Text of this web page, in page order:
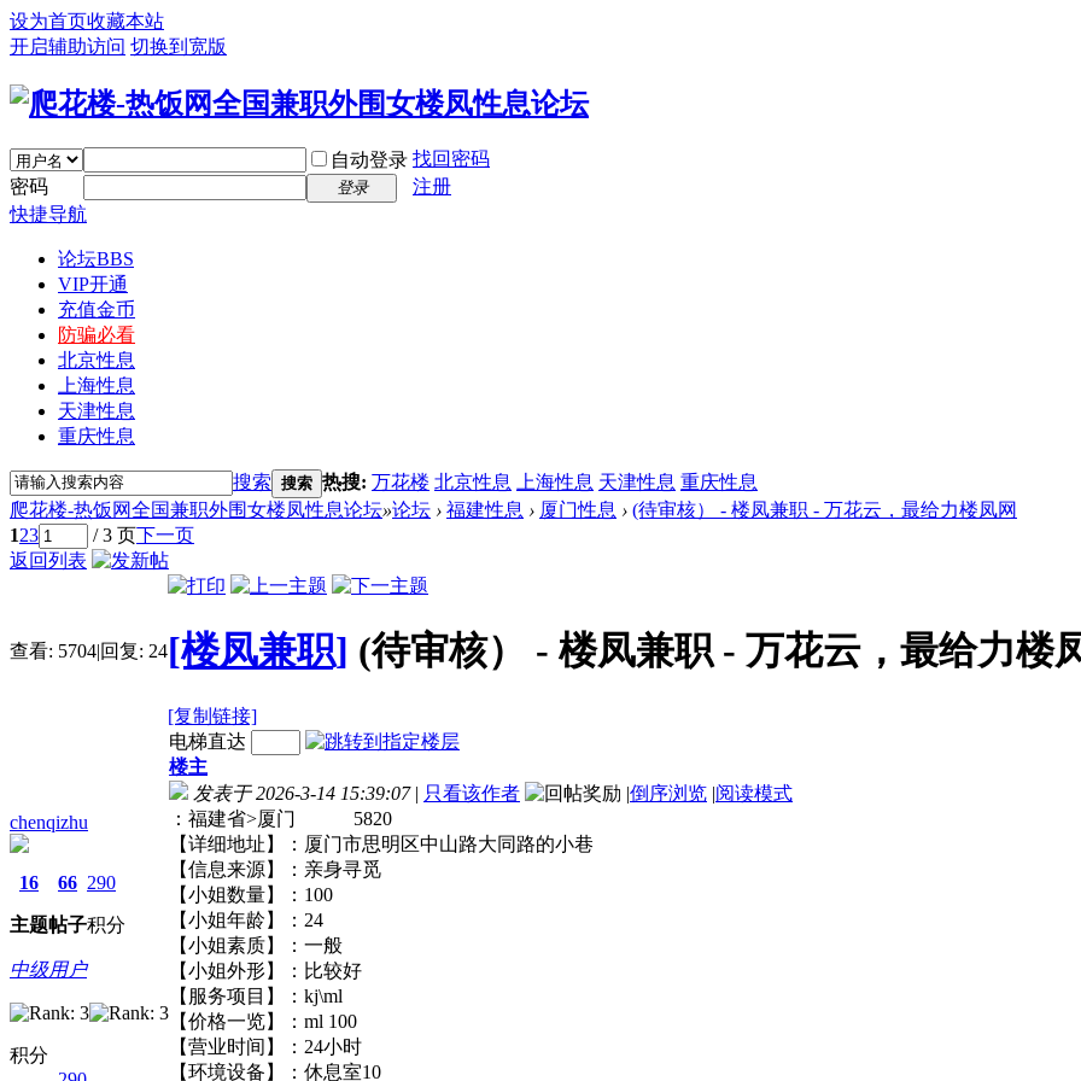
设为首页收藏本站
开启辅助访问 切换到宽版
自动登录 找回密码
密码
登录
注册
快捷导航
论坛BBS
VIP开通
充值金币
防骗必看
北京性息
上海性息
天津性息
重庆性息
搜索 搜索 热搜: 万花楼 北京性息 上海性息 天津性息 重庆性息
爬花楼-热饭网全国兼职外围女楼凤性息论坛»论坛 › 福建性息 › 厦门性息 › (待审核） - 楼凤兼职 - 万花云，最给力楼凤网
123 / 3 页下一页
返回列表
查看: 5704|回复: 24[楼凤兼职] (待审核） - 楼凤兼职 - 万花云，最给力楼
[复制链接]
chenqizhu
16
主题
66
帖子
290
积分
中级用户
积分
电梯直达
楼主
发表于 2026-3-14 15:39:07 | 只看该作者 |倒序浏览 |阅读模式
：福建省>厦门 5820
【详细地址】：厦门市思明区中山路大同路的小巷
【信息来源】：亲身寻觅
【小姐数量】：100
【小姐年龄】：24
【小姐素质】：一般
【小姐外形】：比较好
【服务项目】：kj\ml
【价格一览】：ml 100
【营业时间】：24小时
【环境设备】：休息室10